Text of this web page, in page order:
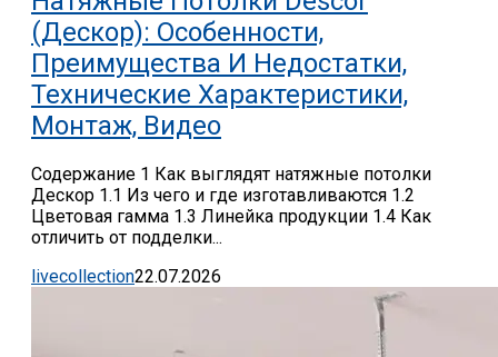
(Дескор): Особенности,
Преимущества И Недостатки,
Технические Характеристики,
Монтаж, Видео
Содержание 1 Как выглядят натяжные потолки
Дескор 1.1 Из чего и где изготавливаются 1.2
Цветовая гамма 1.3 Линейка продукции 1.4 Как
отличить от подделки...
livecollection22.07.2026